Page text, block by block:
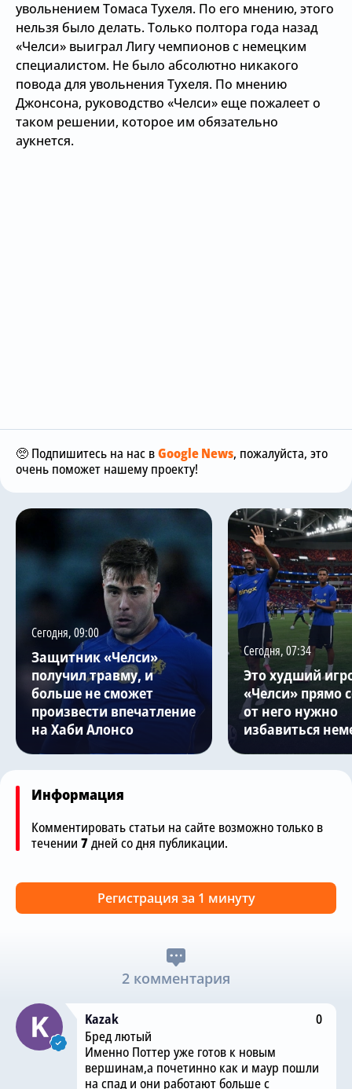
увольнением Томаса Тухеля. По его мнению, этого
нельзя было делать. Только полтора года назад
«Челси» выиграл Лигу чемпионов с немецким
специалистом. Не было абсолютно никакого
повода для увольнения Тухеля. По мнению
Джонсона, руководство «Челси» еще пожалеет о
таком решении, которое им обязательно
аукнется.
🥺 Подпишитесь на нас вGoogle News, пожалуйста, это
очень поможет нашему проекту!
Сегодня, 09:00
Защитник «Челси»
получил травму, и
больше не сможет
произвести впечатление
на Хаби Алонсо
Сегодня, 07:34
Это худший
«Челси» прямо
от него нужно
избавиться
Информация
Комментировать статьи на сайте возможно только в
течении 7дней со дня публикации.
Регистрация за 1 минуту
2 комментария
Kazak
0
Бред лютый
Именно Поттер уже готов к новым
вершинам,а почетинно как и маур пошли
на спад и они работают больше с